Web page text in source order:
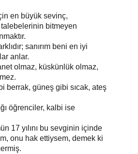
en büyük sevinç,
bitmeyen
sanırım beni en iyi
anlar.
olmaz, küskünlük olmaz,
berrak, güneş gibi sıcak, ateş
öğrenciler, kalbi ise
17 yılını bu sevginin içinde
onu hak ettiysem, demek ki